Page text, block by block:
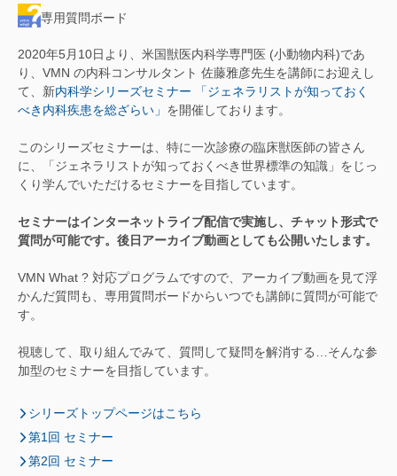
専用質問ボード
2020年5月10日より、米国獣医内科学専門医 (小動物内科)であ
り、VMN の内科コンサルタント 佐藤雅彦先生を講師にお迎えし
て、新内科学シリーズセミナー 「ジェネラリストが知っておく
べき内科疾患を総ざらい」 を開催しております。
このシリーズセミナーは、特に一次診療の臨床獣医師の皆さん
に、「ジェネラリストが知っておくべき世界標準の知識」をじっ
くり学んでいただけるセミナーを目指しています。
セミナーはインターネットライブ配信で実施し、チャット形式で
質問が可能です。後日アーカイブ動画としても公開いたします。
VMN What ? 対応プログラムですので、アーカイブ動画を見て浮
かんだ質問も、専用質問ボードからいつでも講師に質問が可能で
す。
視聴して、取り組んでみて、質問して疑問を解消する…そんな参
加型のセミナーを目指しています。
シリーズトップページはこちら
第1回 セミナー
第2回 セミナー